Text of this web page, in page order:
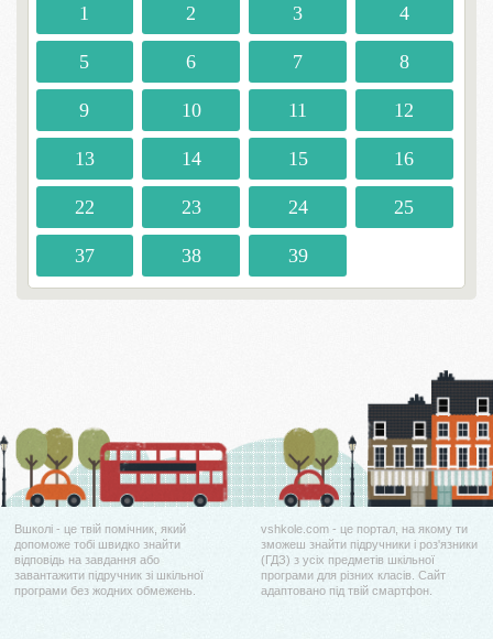
1 2 3 4
5 6 7 8
9 10 11 12
13 14 15 16
22 23 24 25
37 38 39
Вшколі - це твій помічник, який
допоможе тобі швидко знайти
відповідь на завдання або
завантажити підручник зі шкільної
програми без жодних обмежень.
vshkole.com - це портал, на якому ти
зможеш знайти підручники і роз'язники
(ГДЗ) з усіх предметів шкільної
програми для різних класів. Сайт
адаптовано під твій смартфон.